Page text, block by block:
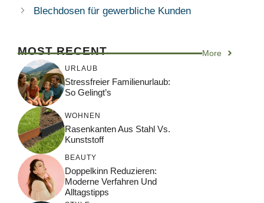
Blechdosen für gewerbliche Kunden
MOST RECENT More
URLAUB
Stressfreier Familienurlaub:
So Gelingt’s
WOHNEN
Rasenkanten Aus Stahl Vs.
Kunststoff
BEAUTY
Doppelkinn Reduzieren:
Moderne Verfahren Und
Alltagstipps